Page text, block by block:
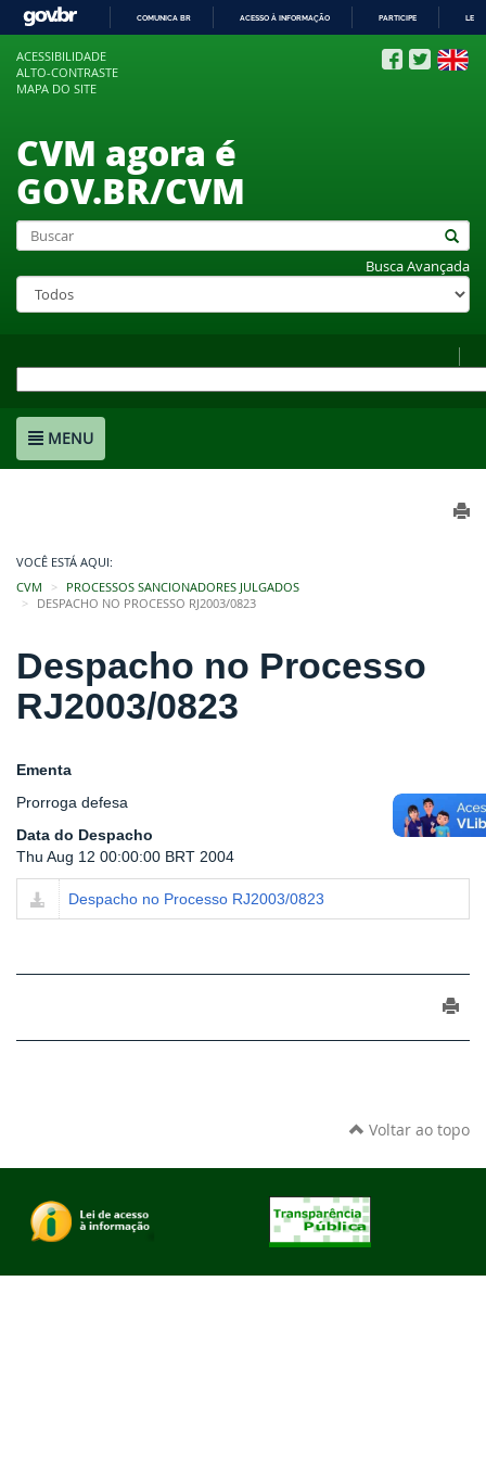
COMUNICA BR ACESSO À INFORMAÇÃO PARTICIPE
ACESSIBILIDADE
ALTO-CONTRASTE
MAPA DO SITE
CVM agora é
GOV.BR/CVM
Busca Avançada
MENU
VOCÊ ESTÁ AQUI:
CVM
PROCESSOS SANCIONADORES JULGADOS
DESPACHO NO PROCESSO RJ2003/0823
Despacho no Processo
RJ2003/0823
Ementa
Prorroga defesa
Data do Despacho
Thu Aug 12 00:00:00 BRT 2004
Despacho no Processo RJ2003/0823
Voltar ao topo